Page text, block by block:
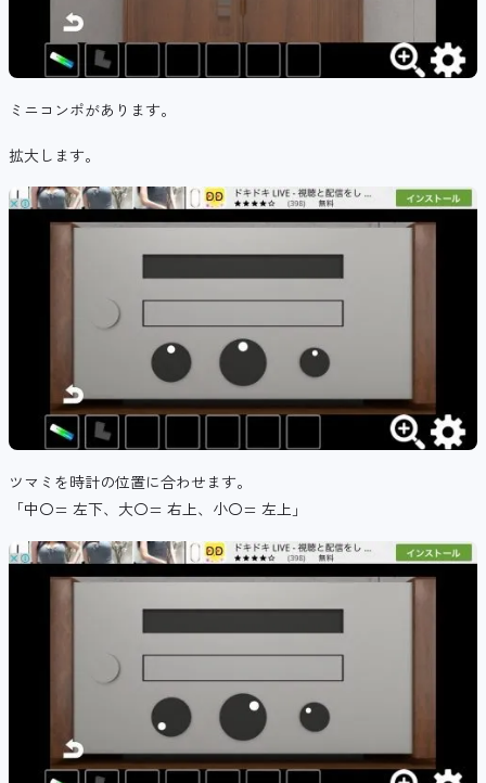
ミニコンポがあります。
拡大します。
ツマミを時計の位置に合わせます。
「中〇= 左下、大〇= 右上、小〇= 左上」